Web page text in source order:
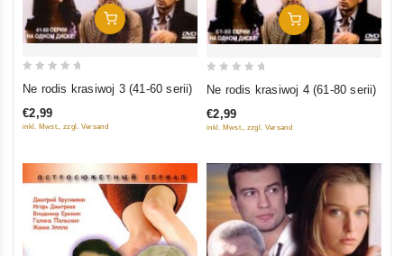
In Den Warenkorb
of
Ne rodis krasiwoj 3 (41-60 serii)
€2,99
inkl. Mwst., zzgl. Versand
In Den Warenkorb
of
Ne rodis krasiwoj 4 (61-80 serii)
€2,99
inkl. Mwst., zzgl. Versand